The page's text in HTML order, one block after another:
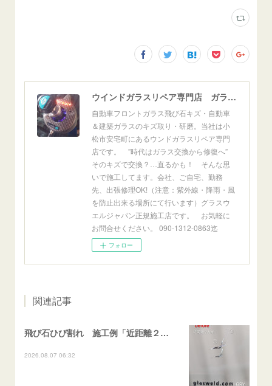
ウインドガラスリペア専門店 ガラスリペア・ヨシダ グラスウェルドジャパン 正規施工店 小松市
自動車フロントガラス飛び石キズ・自動車
＆建築ガラスのキズ取り・研磨。当社は小
松市安宅町にあるウンドガラスリペア専門
店です。 ”時代はガラス交換から修復へ”
そのキズで交換？…直るかも！ そんな思
いで施工してます。会社、ご自宅、勤務
先、出張修理OK!（注意：紫外線・降雨・風
を防止出来る場所にて行います）グラスウ
エルジャパン正規施工店です。 お気軽に
お問合せください。 090-1312-0863迄
フォロー
関連記事
飛び石ひび割れ 施工例「近距離２箇所・パーシャル系+ストレート系」CX-8
2026.08.07 06:32